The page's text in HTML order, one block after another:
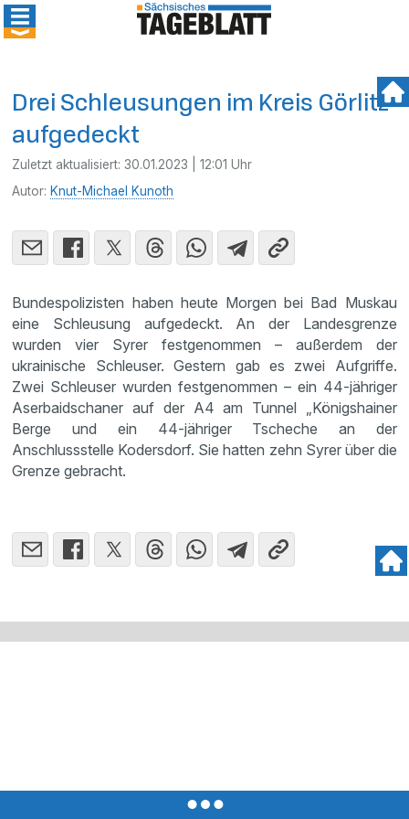
Drei Schleusungen im Kreis Görlitz
aufgedeckt
Zuletzt aktualisiert:30.01.2023 | 12:01 Uhr
Autor: Knut-Michael Kunoth
Bundespolizisten haben heute Morgen bei Bad Muskau
eine Schleusung aufgedeckt. An der Landesgrenze
wurden vier Syrer festgenommen – außerdem der
ukrainische Schleuser. Gestern gab es zwei Aufgriffe.
Zwei Schleuser wurden festgenommen – ein 44-jähriger
Aserbaidschaner auf der A4 am Tunnel „Königshainer
Berge und ein 44-jähriger Tscheche an der
Anschlussstelle Kodersdorf. Sie hatten zehn Syrer über die
Grenze gebracht.